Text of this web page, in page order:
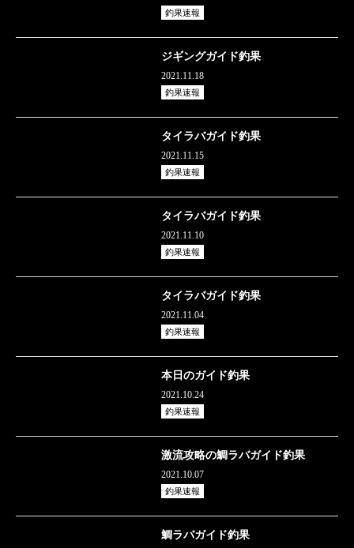
釣果速報
ジギングガイド釣果
2021.11.18
釣果速報
タイラバガイド釣果
2021.11.15
釣果速報
タイラバガイド釣果
2021.11.10
釣果速報
タイラバガイド釣果
2021.11.04
釣果速報
本日のガイド釣果
2021.10.24
釣果速報
激流攻略の鯛ラバガイド釣果
2021.10.07
釣果速報
鯛ラバガイド釣果